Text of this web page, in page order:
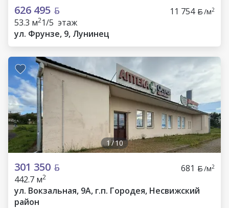
626 495 11 754 /м2
53.3 м21/5 этаж
ул. Фрунзе, 9, Лунинец
1/10
301 350 681 /м2
442.7 м2
ул. Вокзальная, 9А, г.п. Городея, Несвижский
район